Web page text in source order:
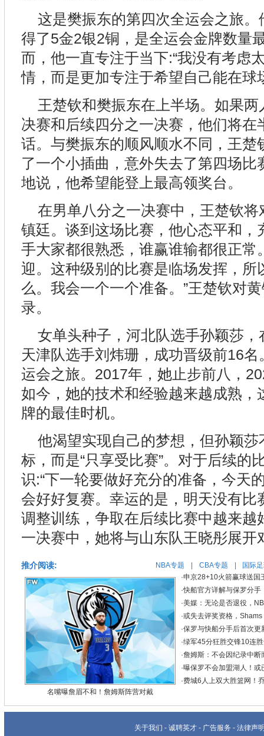
这是樊振东的第四次全运会之旅
得了5金2银2铜，是全运会金牌数量
而，他一直专注于当下:“我没有考虑
情，而是更加专注于希望自己能在球
王楚钦和樊振东在上半场。如果
决赛和后续四分之一决赛，他们将在
话。与樊振东的顺风顺水不同，王楚
了一个小插曲，意外失去了第四场比
地说，他希望能登上最高领奖台。
在男单八分之一决赛中，王楚钦
镇廷。谈到这场比赛，他心态平和，
手大家都很熟悉，谁赢谁输都很正常
迎。这种级别的比赛是临场发挥，所
么。我会一个一个准备。”王楚钦对
录。
女单头种子，河北队选手孙颖莎
天津队选手刘炜珊，成功晋级前16
运会之旅。2017年，她止步前八，
如今，她的技术和经验越来越成熟，
牌的最佳时机。
他渴望实现自己的梦想，但孙颖
标，而是“只享受比赛”。对于后续的
识:“下一轮要做好充分的准备，今天
会好好复赛。幸运的是，明天没有比
调整训练，争取在后续比赛中越来越
一决赛中，她将与山东队王晓彤展开
推介阅读: NBA专题 CBA专题 国际
名嘴曝詹眉不和！詹姆斯阵营对戴
·申京28+10火箭赢球送国
·快船官方详解与保罗分手
·美媒：无论是否退役，
·或失去评奖资格，
·保罗与快船分手后首次更
·绿军45分狂胜交锋10连
·詹姆斯：不会因纪录中断
·曝保罗不会加盟湖人！或
·费城6人上双大胜篮网！
关于我们 - 诚聘英才 - 广告服务 - 法律声